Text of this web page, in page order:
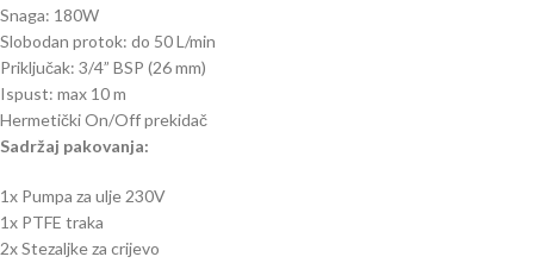
Snaga: 180W
Slobodan protok: do 50 L/min
Priključak: 3/4” BSP (26 mm)
Ispust: max 10 m
Hermetički On/Off prekidač
Sadržaj pakovanja:
1x Pumpa za ulje 230V
1x PTFE traka
2x Stezaljke za crijevo